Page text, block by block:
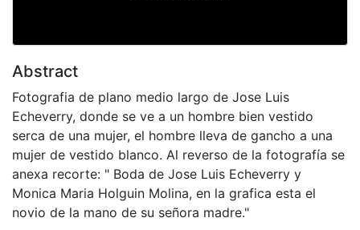
Abstract
Fotografia de plano medio largo de Jose Luis
Echeverry, donde se ve a un hombre bien vestido
serca de una mujer, el hombre lleva de gancho a una
mujer de vestido blanco. Al reverso de la fotografía se
anexa recorte: " Boda de Jose Luis Echeverry y
Monica Maria Holguin Molina, en la grafica esta el
novio de la mano de su señora madre."